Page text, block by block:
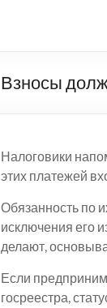
Взносы
Налоговики
этих платежей
Обязанность по
исключения его
делают,
Если
госреестра,